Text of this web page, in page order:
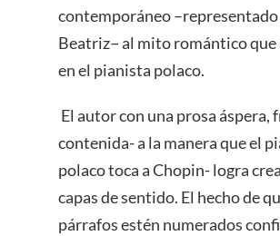
contemporáneo
Beatriz− al mito romántico que
en el pianista polaco.
El autor con una prosa áspera,
contenida- a la manera que el
polaco toca a Chopin- logra
capas de sentido. El hecho de
párrafos estén numerados